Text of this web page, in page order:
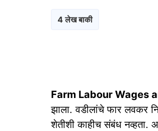
4 लेख बाकी
Farm Labour Wages
झाला. वडीलांचे फार लवकर
शेतीशी काहीच संबंध नव्हता.